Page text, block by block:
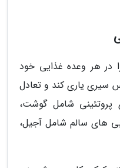
در هر وعده غذایی خود
سیری یاری کند و تعادل
پروتئینی شامل گوشت،
های سالم شامل آجیل،